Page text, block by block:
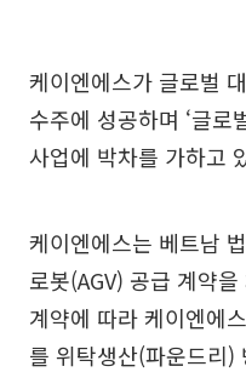
케이엔에스가 글로벌
수주에 성공하며 ‘글로
사업에 박차를 가하고
케이엔에스는 베트남
로봇(AGV) 공급 계약
계약에 따라 케이엔에
를 위탁생산(파운드리)